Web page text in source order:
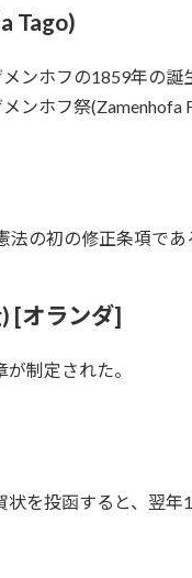
Tago)
ンホフの1859年の誕
ンホフ祭(Zamenhofa
の初の修正条項であ
[オランダ]
制定された。
を投函すると、翌年1